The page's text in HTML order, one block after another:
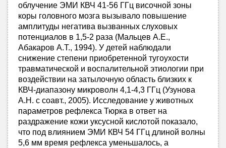
облучение ЭМИ КВЧ 41-56 ГГц височной зоны
коры головного мозга вызывало повышение
амплитуды негатива вызванных слуховых
потенциалов в 1,5-2 раза (Мальцев А.Е.,
Абакаров А.Т., 1994). У детей наблюдали
снижение степени приобретенной тугоухости
травматической и воспалительной этиологии при
воздействии на затылочную область близких к
КВЧ-диапазону микроволн 4,1-4,3 ГГц (Узунова
А.Н. с соавт., 2005). Исследование у животных
параметров рефлекса Тюрка в ответ на
раздражение кожи уксусной кислотой показало,
что под влиянием ЭМИ КВЧ 54 ГГц длиной волны
5,6 мм время рефлекса уменьшалось, а